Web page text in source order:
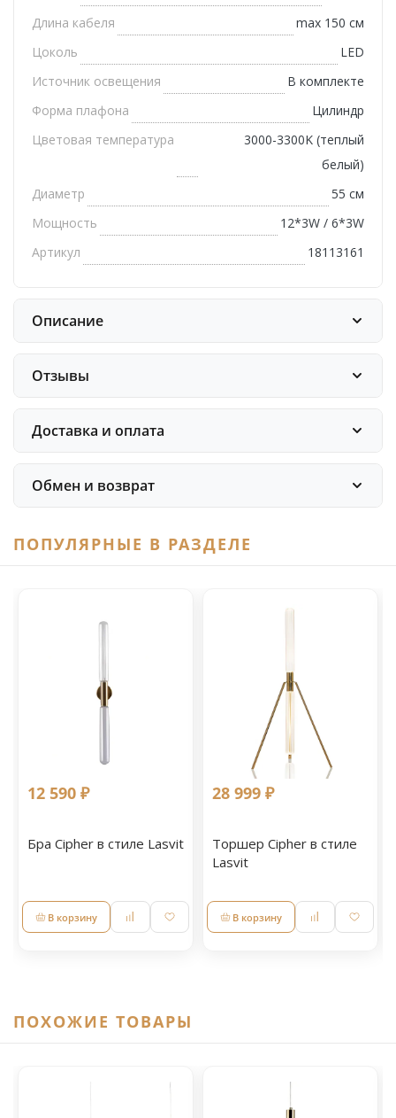
Длина кабеля
max 150 см
Цоколь
LED
Источник освещения
В комплекте
Форма плафона
Цилиндр
Цветовая температура
3000-3300K (теплый
белый)
Диаметр
55 см
Мощность
12*3W / 6*3W
Артикул
18113161
Описание
Отзывы
Доставка и оплата
Обмен и возврат
ПОПУЛЯРНЫЕ В РАЗДЕЛЕ
12 590 ₽
Бра Cipher в стиле Lasvit
В корзину
28 999 ₽
Торшер Cipher в стиле
Lasvit
В корзину
ПОХОЖИЕ ТОВАРЫ